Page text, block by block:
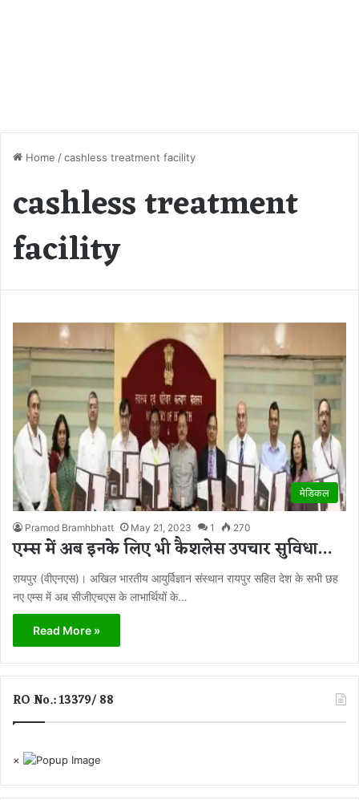
Home /cashless treatment facility
cashless treatment
facility
मेडिकल
Pramod Bramhbhatt May 21, 2023 1 270
एम्स में अब इनके लिए भी कैशलेस उपचार सुविधा…
रायपुर (वीएनएस)। अखिल भारतीय आयुर्विज्ञान संस्थान रायपुर सहित देश के सभी छह
नए एम्स में अब सीजीएचएस के लाभार्थियों के…
Read More »
RO No.: 13379/ 88
×